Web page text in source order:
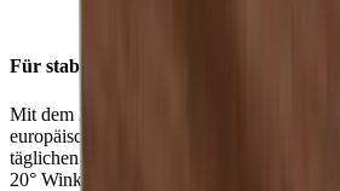
Für stabile Schärfe
Mit dem 20° Schleifwinkel erzielst du bei
europäischen Kochmessern eine
täglichen Gebrauch. Auch Outdoor- und
20° Winkel eine stabile Schneide.